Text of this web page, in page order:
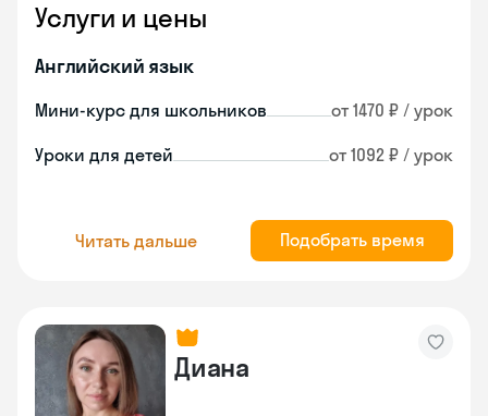
Услуги и цены
Английский язык
Мини-курс для школьников от 1470 ₽ / урок
Уроки для детей от 1092 ₽ / урок
Читать дальше Подобрать время
Диана